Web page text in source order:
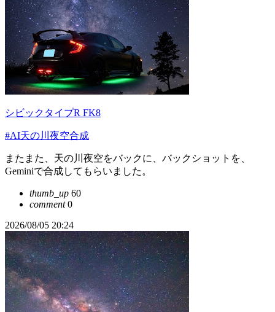
シビックタイプR FK8
#AI天の川夜空合成
またまた、天の川夜空をバックに、バックショットを、
Geminiで合成してもらいました。
thumb_up 60
comment0
2026/08/05 20:24